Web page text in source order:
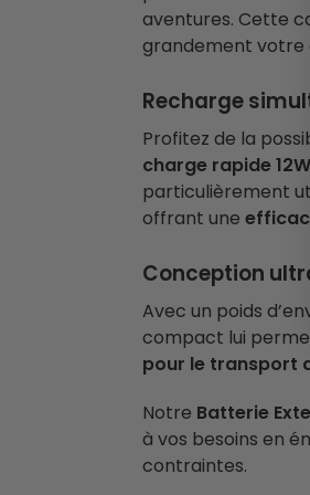
aventures. Cette
grandement votre
Recharge
Profitez de la
charge rapide 12W
particulièrement
offrant une
Conception
Avec un poids
compact lui
pour le transport
Notre Batterie
à vos besoins en
contraintes.